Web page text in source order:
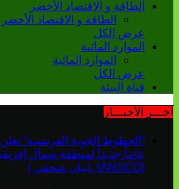
الطاقة و الاقتصاد الأخضر
الطاقة و الاقتصاد الأخضر
عرض الكل
الموارد المائية
الموارد المائية
عرض الكل
قناة البيئة
آخـــر الأخبـــار
“الخطوط الجوية الفرنسية”
عاماً جديداً لمنطقة شمال
(ANSCO) .(بيان صحفي )